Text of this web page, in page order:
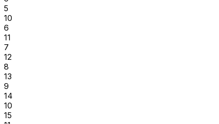
5
10
6
11
7
12
8
13
9
14
10
15